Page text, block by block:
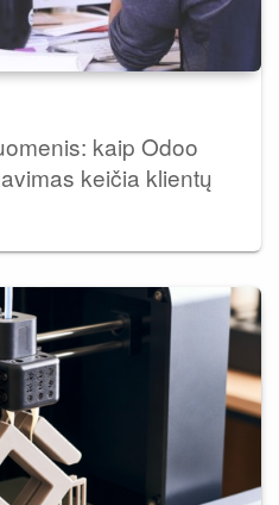
kaip Odoo
keičia klientų